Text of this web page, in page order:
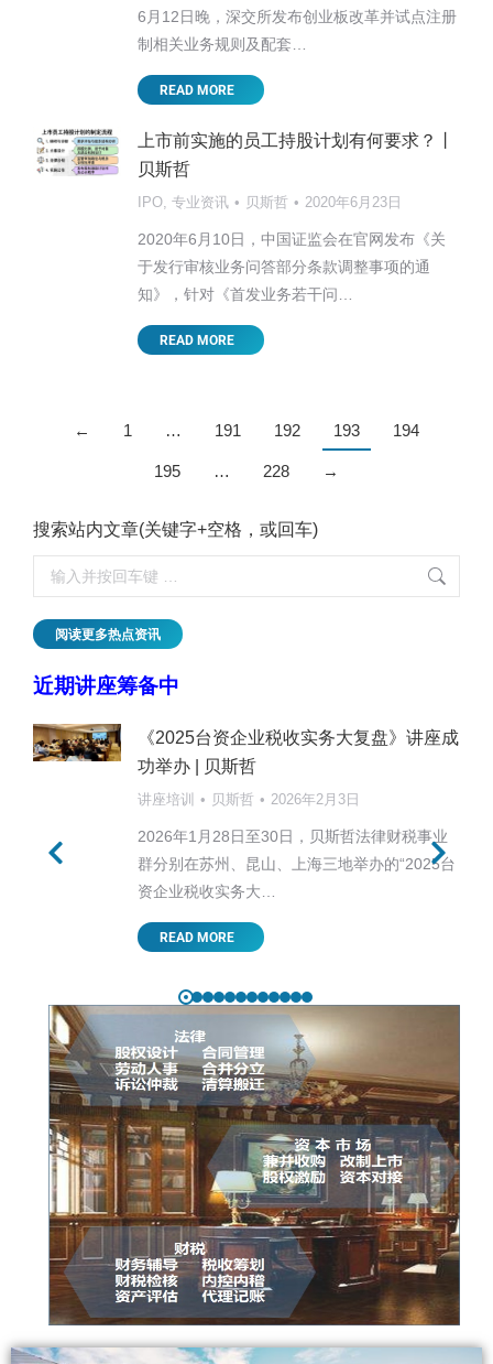
6月12日晚，深交所发布创业板改革并试点注册
制相关业务规则及配套…
READ MORE
上市前实施的员工持股计划有何要求？丨
贝斯哲
IPO, 专业资讯 贝斯哲 2020年6月23日
2020年6月10日，中国证监会在官网发布《关
于发行审核业务问答部分条款调整事项的通
知》，针对《首发业务若干问…
READ MORE
← 1 … 191 192 193 194
195 … 228 →
搜索站内文章(关键字+空格，或回车)
阅读更多热点资讯
近期讲座筹备中
《2025台资企业税收实务大复盘》讲座成
功举办 | 贝斯哲
讲座培训 贝斯哲 2026年2月3日
2026年1月28日至30日，贝斯哲法律财税事业
群分别在苏州、昆山、上海三地举办的“2025台
资企业税收实务大…
READ MORE